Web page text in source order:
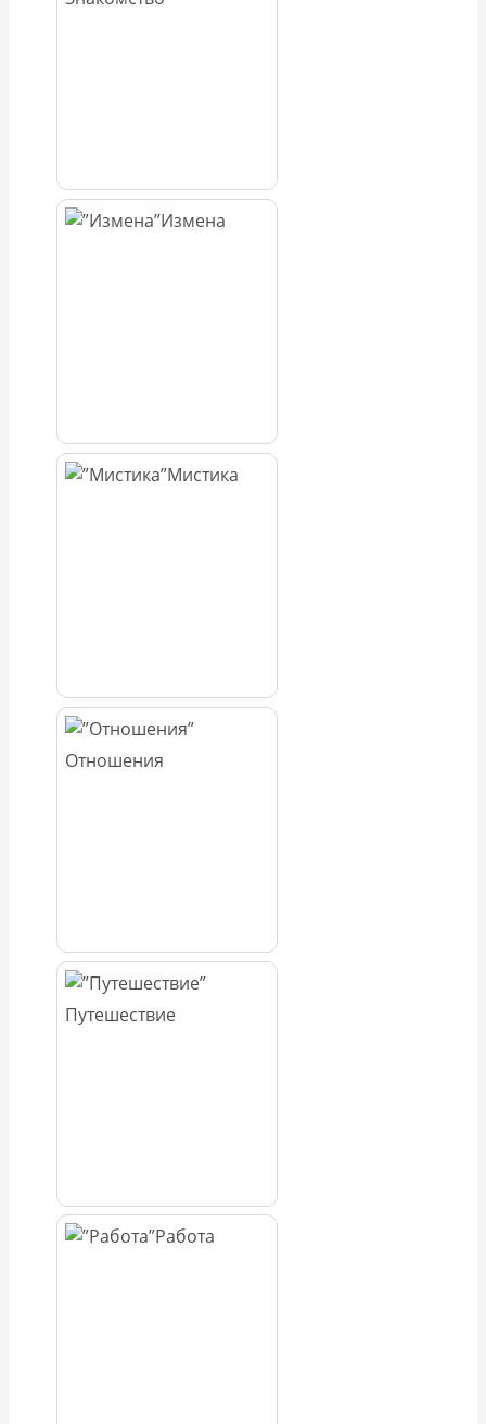
Измена
Мистика
Отношения
Путешествие
Работа